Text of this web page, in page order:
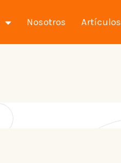
Nosotros Artículos